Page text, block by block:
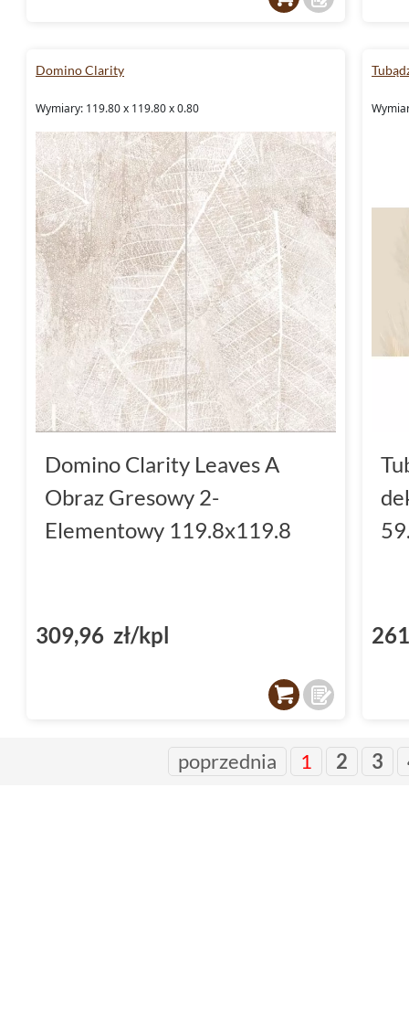
Domino Clarity
Wymiary: 119.80 x 119.80 x 0.80
Domino Clarity Leaves A
Obraz Gresowy 2-
Elementowy 119.8x119.8
309,96 zł/kpl
poprzednia 1 2 3